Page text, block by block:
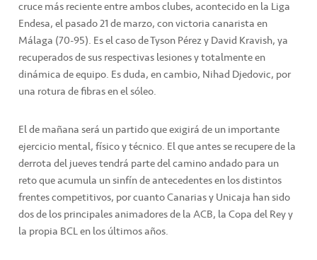
cruce más reciente entre ambos clubes, acontecido en la Liga
Endesa, el pasado 21 de marzo, con victoria canarista en
Málaga (70-95). Es el caso de Tyson Pérez y David Kravish, ya
recuperados de sus respectivas lesiones y totalmente en
dinámica de equipo. Es duda, en cambio, Nihad Djedovic, por
una rotura de fibras en el sóleo.
El de mañana será un partido que exigirá de un importante
ejercicio mental, físico y técnico. El que antes se recupere de la
derrota del jueves tendrá parte del camino andado para un
reto que acumula un sinfín de antecedentes en los distintos
frentes competitivos, por cuanto Canarias y Unicaja han sido
dos de los principales animadores de la ACB, la Copa del Rey y
la propia BCL en los últimos años.